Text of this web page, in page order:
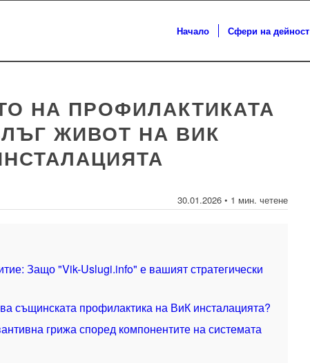
Начало Сфери на дейност
НА ПРОФИЛАКТИКАТА
ЖИВОТ НА ВИК
30.01.2026 • 1 мин. четене
Защо "Vik-Uslugi.info" е вашият стратегически
същинската профилактика на ВиК инсталацията?
грижа според компонентите на системата